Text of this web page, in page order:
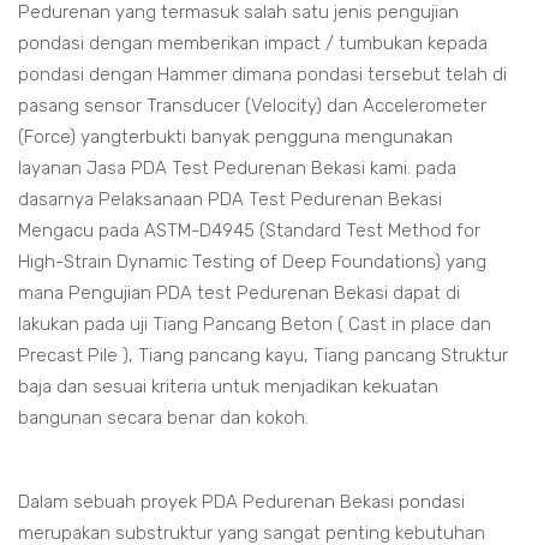
Pedurenan yang termasuk salah satu jenis pengujian
pondasi dengan memberikan impact / tumbukan kepada
pondasi dengan Hammer dimana pondasi tersebut telah di
pasang sensor Transducer (Velocity) dan Accelerometer
(Force) yangterbukti banyak pengguna mengunakan
layanan Jasa PDA Test Pedurenan Bekasi kami. pada
dasarnya Pelaksanaan PDA Test Pedurenan Bekasi
Mengacu pada ASTM-D4945 (Standard Test Method for
High-Strain Dynamic Testing of Deep Foundations) yang
mana Pengujian PDA test Pedurenan Bekasi dapat di
lakukan pada uji Tiang Pancang Beton ( Cast in place dan
Precast Pile ), Tiang pancang kayu, Tiang pancang Struktur
baja dan sesuai kriteria untuk menjadikan kekuatan
bangunan secara benar dan kokoh.
Dalam sebuah proyek PDA Pedurenan Bekasi pondasi
merupakan substruktur yang sangat penting kebutuhan